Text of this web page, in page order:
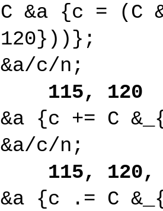
C &a {c = (C
120}))};
&a/c/n;
115, 120
&a {c += C
&a/c/n;
115, 120,
&a {c .= C